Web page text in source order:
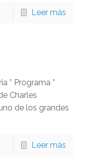
Leer más
* Programa *
Charles
de los grandes
Leer más